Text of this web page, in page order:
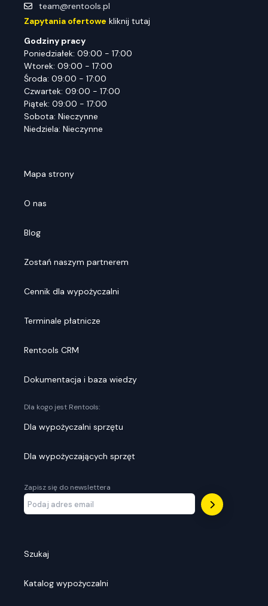
team@rentools.pl
Zapytania ofertowe kliknij tutaj
Godziny pracy
Poniedziałek: 09:00 - 17:00
Wtorek: 09:00 - 17:00
Środa: 09:00 - 17:00
Czwartek: 09:00 - 17:00
Piątek: 09:00 - 17:00
Sobota: Nieczynne
Niedziela: Nieczynne
Mapa strony
O nas
Blog
Zostań naszym partnerem
Cennik dla wypożyczalni
Terminale płatnicze
Rentools CRM
Dokumentacja i baza wiedzy
Dla kogo jest Rentools:
Dla wypożyczalni sprzętu
Dla wypożyczających sprzęt
Zapisz się do newslettera
Szukaj
Katalog wypożyczalni